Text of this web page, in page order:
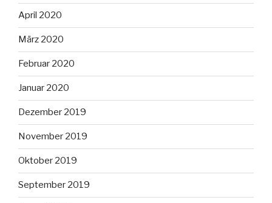
April 2020
März 2020
Februar 2020
Januar 2020
Dezember 2019
November 2019
Oktober 2019
September 2019